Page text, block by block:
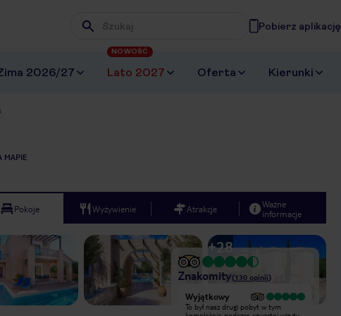
Wpisz frazę, której szukasz
Pobierz aplikację
2026/27 Lato 2027
NOWOŚĆ
Oferta Kierunki
MAPIE
Pokoje Wyżywienie Atrakcje
Ważne
informacje
Next slide
1/34
+28
Znakomity(130 opinii)
Wyjątkowy
Rezerwowalismy w ciemno przez
Wyjątkowy
To był nasz drugi pobyt w tym